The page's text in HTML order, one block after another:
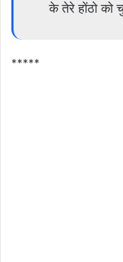
के तेरे होंठो को
*****